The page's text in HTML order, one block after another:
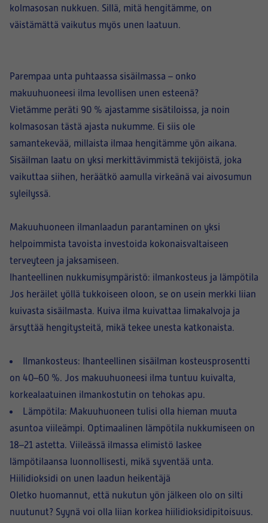
kolmasosan nukkuen. Sillä, mitä hengitämme, on
väistämättä vaikutus myös unen laatuun.
Parempaa unta puhtaassa sisäilmassa – onko
makuuhuoneesi ilma levollisen unen esteenä?
Vietämme peräti 90 % ajastamme sisätiloissa, ja noin
kolmasosan tästä ajasta nukumme. Ei siis ole
samantekevää, millaista ilmaa hengitämme yön aikana.
Sisäilman laatu on yksi merkittävimmistä tekijöistä, joka
vaikuttaa siihen, heräätkö aamulla virkeänä vai aivosumun
syleilyssä.
Makuuhuoneen ilmanlaadun parantaminen on yksi
helpoimmista tavoista investoida kokonaisvaltaiseen
terveyteen ja jaksamiseen.
Ihanteellinen nukkumisympäristö: ilmankosteus ja lämpötila
Jos heräilet yöllä tukkoiseen oloon, se on usein merkki liian
kuivasta sisäilmasta. Kuiva ilma kuivattaa limakalvoja ja
ärsyttää hengitysteitä, mikä tekee unesta katkonaista.
Ilmankosteus: Ihanteellinen sisäilman kosteusprosentti
on 40–60 %. Jos makuuhuoneesi ilma tuntuu kuivalta,
korkealaatuinen ilmankostutin on tehokas apu.
Lämpötila: Makuuhuoneen tulisi olla hieman muuta
asuntoa viileämpi. Optimaalinen lämpötila nukkumiseen on
18–21 astetta. Viileässä ilmassa elimistö laskee
lämpötilaansa luonnollisesti, mikä syventää unta.
Hiilidioksidi on unen laadun heikentäjä
Oletko huomannut, että nukutun yön jälkeen olo on silti
nuutunut? Syynä voi olla liian korkea hiilidioksidipitoisuus.